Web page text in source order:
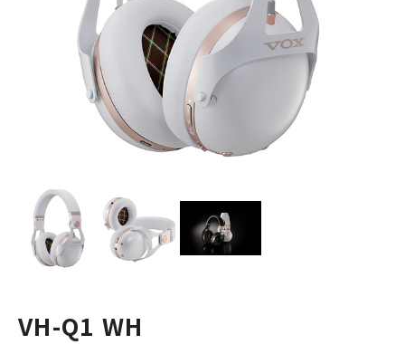
VH-Q1 WH